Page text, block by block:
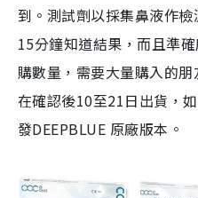
到。測試劑以採集鼻液作
15分鐘知道結果，而且準
購數量，需要大量購入的
在確認後10至21日出貨，
發DEEPBLUE 原廠版本。